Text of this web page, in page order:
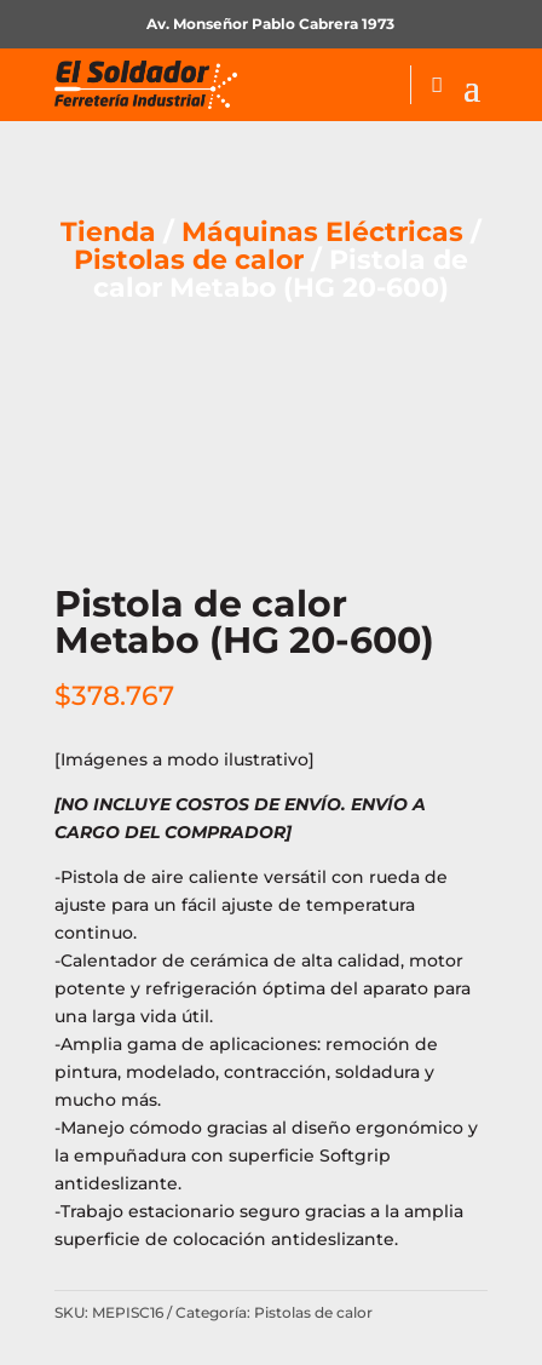
Av. Monseñor Pablo Cabrera 1973
Tienda Máquinas Eléctricas/
Pistolas de calor/ Pistola de
Pistola de calor
Metabo (HG 20-600)
$378.767
[Imágenes a modo ilustrativo]
[NO INCLUYE COSTOS DE ENVÍO. ENVÍO A
CARGO DEL COMPRADOR]
-Pistola de aire caliente versátil con rueda de
ajuste para un fácil ajuste de temperatura
continuo.
-Calentador de cerámica de alta calidad, motor
potente y refrigeración óptima del aparato para
una larga vida útil.
-Amplia gama de aplicaciones: remoción de
pintura, modelado, contracción, soldadura y
mucho más.
-Manejo cómodo gracias al diseño ergonómico y
la empuñadura con superficie Softgrip
antideslizante.
-Trabajo estacionario seguro gracias a la amplia
superficie de colocación antideslizante.
SKU: MEPISC16 Categoría: Pistolas de calor